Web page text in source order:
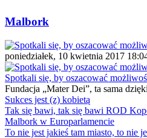
Malbork
poniedziałek, 10 kwietnia 2017
Spotkali się, by oszacować
Fundacja „Mater Dei”, ta sama
Sukces jest (z) kobietą
Tak się bawi, tak się bawi ROD
Malbork w Europarlamencie
To nie jest jakieś tam miasto, to nie